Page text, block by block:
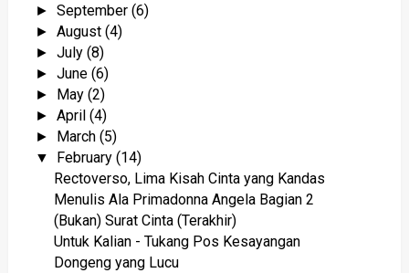
►September(6)
►August(4)
►July(8)
►June(6)
► May(2)
►April(4)
► March(5)
▼ February(14)
Rectoverso, Lima Kisah Cinta yang Kandas
Menulis Ala Primadonna Angela Bagian 2
(Bukan) Surat Cinta (Terakhir)
Untuk Kalian - Tukang Pos Kesayangan
Dongeng yang Lucu